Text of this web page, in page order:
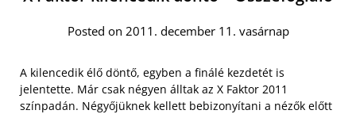
Posted on 2011. december 11. vasárnap
A kilencedik élő döntő, egyben a finálé kezdetét is
jelentette. Már csak négyen álltak az X Faktor 2011
színpadán. Négyőjüknek kellett bebizonyítani a nézők előtt